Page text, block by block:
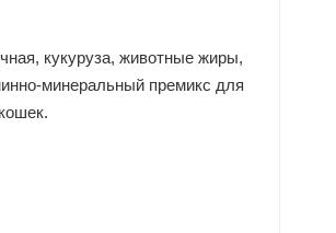
кукуруза, животные жиры,
минеральный премикс для